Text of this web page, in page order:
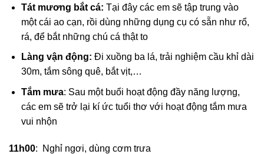
Tát mương bắt cá: Tại đây các em sẽ tập trung vào
một cái ao cạn, rồi dùng những dụng cụ có sẵn như rổ,
rá, để bắt những chú cá thật to
Làng vận động: Đi xuồng ba lá, trải nghiệm cầu khỉ dài
30m, tắm sông quê, bắt vịt,…
Tắm mưa: Sau một buổi hoạt động đầy năng lượng,
các em sẽ trở lại kí ức tuổi thơ với hoạt động tắm mưa
vui nhộn
11h00: Nghỉ ngơi, dùng cơm trưa